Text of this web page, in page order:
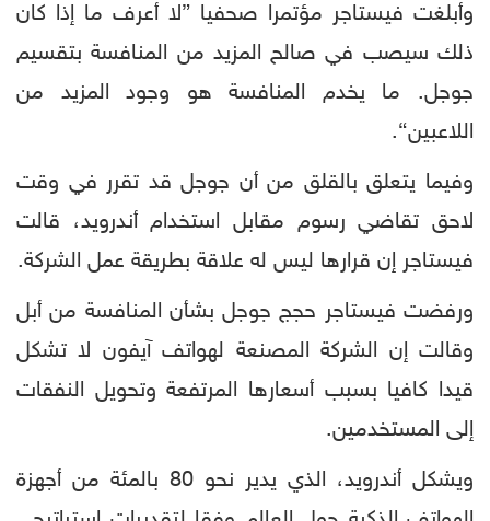
وأبلغت فيستاجر مؤتمرا صحفيا ”لا أعرف ما إذا كان
ذلك سيصب في صالح المزيد من المنافسة بتقسيم
جوجل. ما يخدم المنافسة هو وجود المزيد من
اللاعبين“.
وفيما يتعلق بالقلق من أن جوجل قد تقرر في وقت
لاحق تقاضي رسوم مقابل استخدام أندرويد، قالت
فيستاجر إن قرارها ليس له علاقة بطريقة عمل الشركة.
ورفضت فيستاجر حجج جوجل بشأن المنافسة من أبل
وقالت إن الشركة المصنعة لهواتف آيفون لا تشكل
قيدا كافيا بسبب أسعارها المرتفعة وتحويل النفقات
إلى المستخدمين.
ويشكل أندرويد، الذي يدير نحو 80 بالمئة من أجهزة